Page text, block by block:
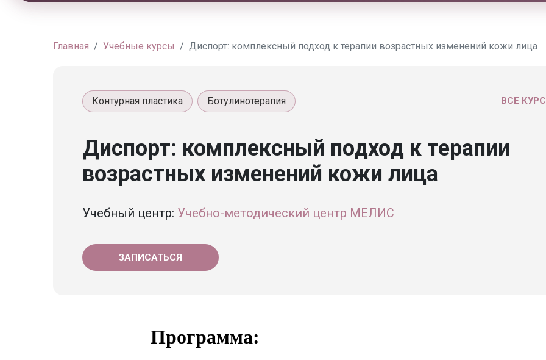
Главная Учебные курсы Диспорт: комплексный подход к терапии возрастных изменений кожи лица
ВСЕ
Контурная пластика Ботулинотерапия
Диспорт: комплексный подход к терапии
возрастных изменений кожи лица
Учебный центр: Учебно-методический центр МЕЛИС
ЗАПИСАТЬСЯ
Программа: